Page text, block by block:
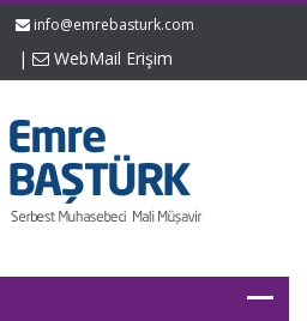
info@emrebasturk.com
| WebMail Erişim